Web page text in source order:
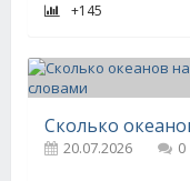
+145
20.07.2026
0